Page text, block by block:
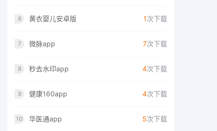
6 黄衣婴儿安卓版 1次下载
7 微脉app 7次下载
8 秒去水印app 4次下载
9 健康160app 4次下载
10 华医通app 5次下载